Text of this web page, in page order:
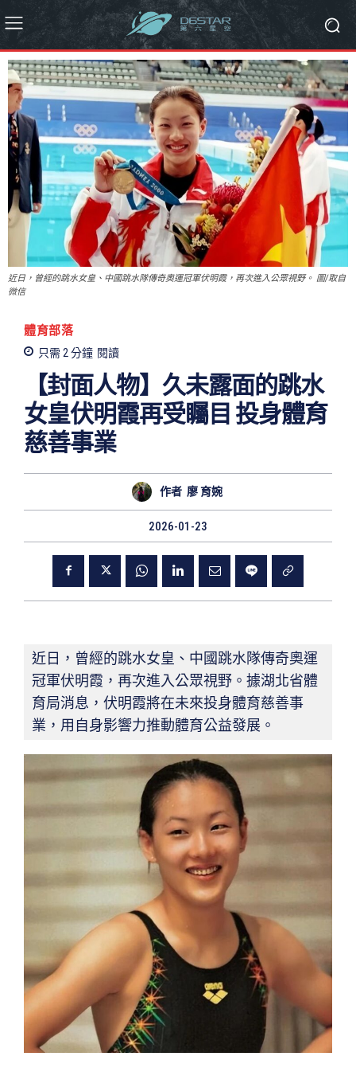
近日，曾經的跳水女皇、中國跳水隊傳奇奧運冠軍伏明霞，再次進入公眾視野。 圖/取自
微信
體育部落
只需 2 分鐘 閱讀
【封面人物】久未露面的跳水
女皇伏明霞再受矚目 投身體育
慈善事業
作者 廖 育婉
2026-01-23
近日，曾經的跳水女皇、中國跳水隊傳奇奧運
冠軍伏明霞，再次進入公眾視野。據湖北省體
育局消息，伏明霞將在未來投身體育慈善事
業，用自身影響力推動體育公益發展。